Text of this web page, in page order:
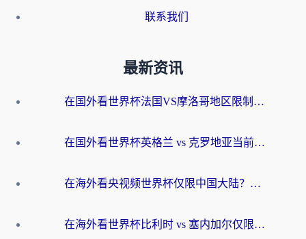
联系我们
最新资讯
在国外看世界杯法国VS摩洛哥地区限制？这篇指南让你流畅看中文解说无压力
在国外看世界杯英格兰 vs 克罗地亚当前地区不可播放？这篇指南帮你搞定所有海外观赛难题
在海外看央视频世界杯仅限中国大陆？这篇指南帮你解锁中文解说+无卡顿直播
在海外看世界杯比利时 vs 塞内加尔仅限中国大陆？我找到了最流畅的中文解说之路